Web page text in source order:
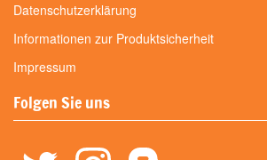
Datenschutzerklärung
Informationen zur Produktsicherheit
Impressum
Folgen Sie uns